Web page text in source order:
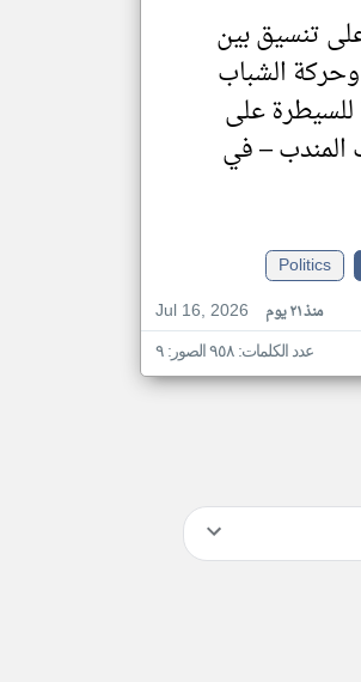
تنسيق بين
الشباب
للسيطرة على
– في
Politics
Jul 16, 2026
منذ ٢١ يوم
عدد الكلمات: ٩٥٨ الصور: ٩